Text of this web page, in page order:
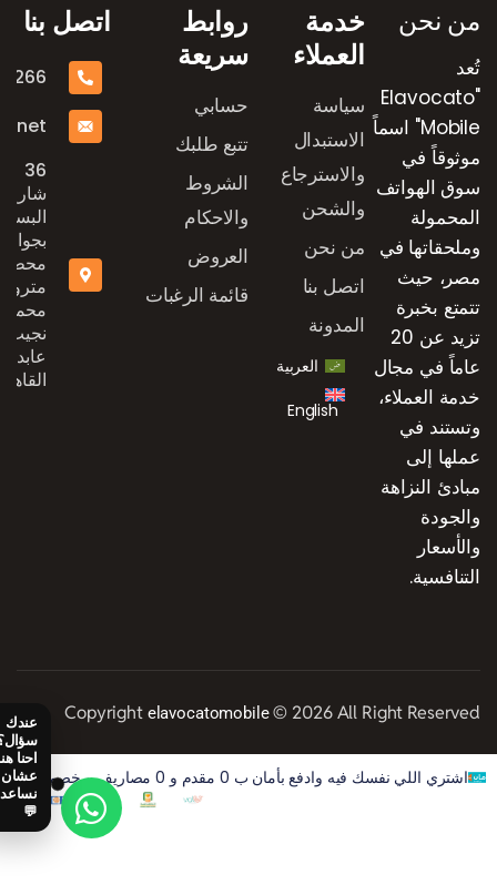
من نحن
تُعد
"Elavocato
Mobile" اسماً
موثوقاً في
سوق الهواتف
المحمولة
وملحقاتها في
مصر، حيث
تتمتع بخبرة
تزيد عن 20
عاماً في مجال
خدمة العملاء،
وتستند في
عملها إلى
مبادئ النزاهة
والجودة
والأسعار
التنافسية.
خدمة
العملاء
سياسة
الاستبدال
والاسترجاع
والشحن
من نحن
اتصل بنا
المدونة
العربية
English
روابط
سريعة
حسابي
تتبع طلبك
الشروط
والاحكام
العروض
قائمة الرغبات
اتصل بنا
36
شارع
بجوار
محطة
مترو
محمد
نجيب،
Copyright elavocatomobile© 2026 All Right Reserved
اشتري اللي نفسك فيه وادفع بأمان ب 0 مقدم و 0 مصاريف و خصم 50% على الفوايد